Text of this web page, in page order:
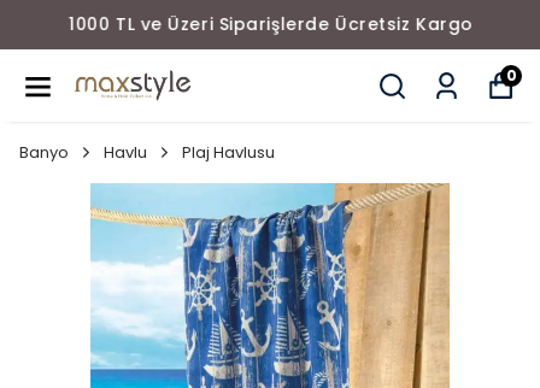
1000 TL ve Üzeri Siparişlerde Ücretsiz Kargo
0
Banyo Havlu Plaj Havlusu